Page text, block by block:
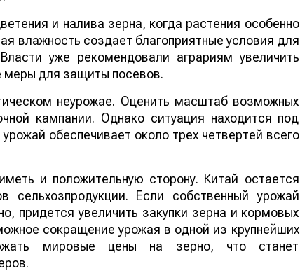
и налива зерна, когда растения особенно
влажность создает благоприятные условия для
уже рекомендовали аграриям увеличить
меры для защиты посевов.
неурожае. Оценить масштаб возможных
кампании. Однако ситуация находится под
обеспечивает около трех четвертей всего
и положительную сторону. Китай остается
Если собственный урожай
придется увеличить закупки зерна и кормовых
сокращение урожая в одной из крупнейших
мировые цены на зерно, что станет